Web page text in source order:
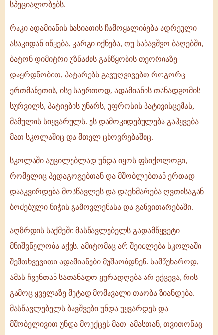
სპეციალობებს.
რაკი ადამიანის ხასიათის ჩამოყალიბება ადრეული
ასაკიდან იწყება, კარგი იქნება, თუ საბავშვო ბაღებში,
ბატონ დიმიტრი უზნაძის განწყობის თეორიაზე
დაყრდნობით, პატარებს გავუღვივებთ როგორც
ერთმანეთის, ისე საერთოდ, ადამიანის თანადგომის
სურვილს, პატიების უნარს, უფროსის პატივისცემას,
მამულის სიყვარულს. ეს დამოკიდებულება გაჰყვება
მათ სკოლაშიც და მთელ ცხოვრებაშიც.
სკოლაში აუცილებლად უნდა იყოს ფსიქოლოგი,
რომელიც პედაგოგებთან და მშობლებთან ერთად
დააკვირდება მოსწავლეს და დაეხმარება ღვთისაგან
ბოძებული ნიჭის გამოვლენასა და განვითარებაში.
აღზრდის საქმეში მასწავლებელს გადამწყვეტი
მნიშვნელობა აქვს. ამიტომაც არ შეიძლება სკოლაში
შემთხვევითი ადამიანები მუშაობდნენ. სამწუხაროდ,
ამას ჩვენთან სათანადო ყურადღება არ ექცევა, რის
გამოც ყველაზე მეტად მომავალი თაობა ზიანდება.
მასწავლებელს ბავშვები უნდა უყვარდეს და
მშობელივით უნდა მოექცეს მათ. ამასთან, თვითონაც